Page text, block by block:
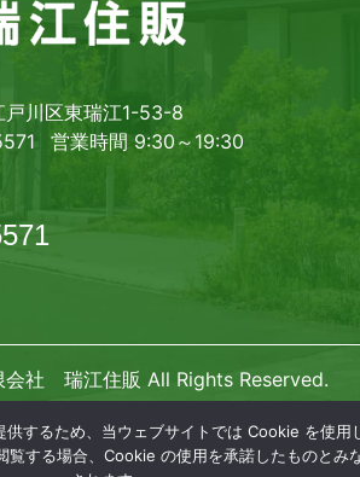
川区東瑞江1-53-8
営業時間 9:30～19:30
社 瑞江住販 All Rights Reserved.
供するため、当ウェブサイトでは Cookie を使用
覧する場合、Cookie の使用を承諾したものとみ